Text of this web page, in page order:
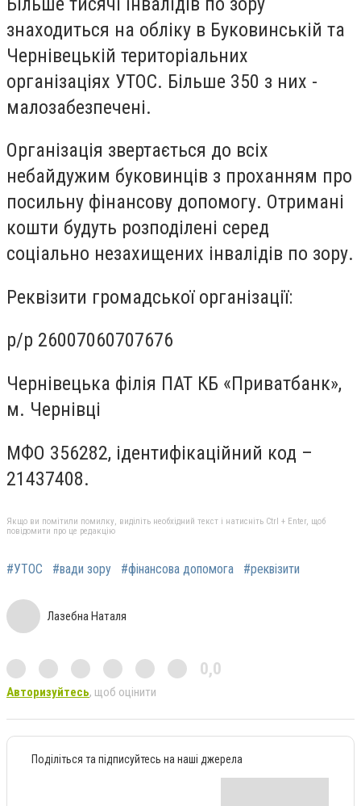
знаходиться на обліку в Буковинській та
Чернівецькій територіальних
організаціях УТОС. Більше 350 з них -
малозабезпечені.
Організація звертається до всіх
небайдужим буковинців з проханням про
посильну фінансову допомогу. Отримані
кошти будуть розподілені серед
соціально незахищених інвалідів по зору.
Реквізити громадської організації:
р/р 26007060707676
Чернівецька філія ПАТ КБ «Приватбанк»,
м. Чернівці
МФО 356282, ідентифікаційний код –
21437408.
Якщо ви помітили помилку, виділіть необхідний текст і натисніть Ctrl + Enter, щоб
повідомити про це редакцію
#УТОС #вади зору #фінансова допомога #реквізити
Лазебна Наталя
0,0
Авторизуйтесь, щоб оцінити
Поділіться та підписуйтесь на наші джерела